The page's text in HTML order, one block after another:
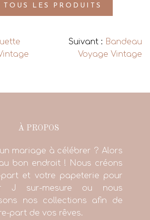
TOUS LES PRODUITS
Suivant : Bandeau
Voyage Vintage
À PROPOS
mariage à célébrer ? Alors
bon endroit ! Nous créons
et votre papeterie pour
J sur-mesure ou nous
nos collections afin de
part de vos rêves.